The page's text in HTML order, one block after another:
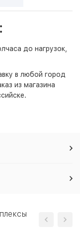
до нагрузок,
в любой город
из магазина